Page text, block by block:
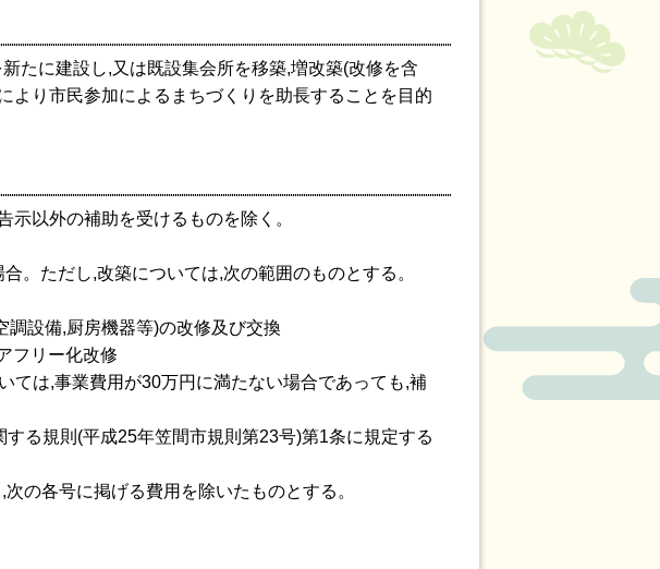
たに建設し,又は既設集会所を移築,増改築(改修を含
より市民参加によるまちづくりを助長することを目的
以外の補助を受けるものを除く。
。ただし,改築については,次の範囲のものとする。
調設備,厨房機器等)の改修及び交換
フリー化改修
ては,事業費用が30万円に満たない場合であっても,補
る規則(平成25年笠間市規則第23号)第1条に規定する
の各号に掲げる費用を除いたものとする。